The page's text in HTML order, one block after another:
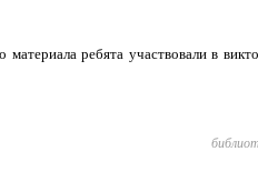
материала ребята участвовали в